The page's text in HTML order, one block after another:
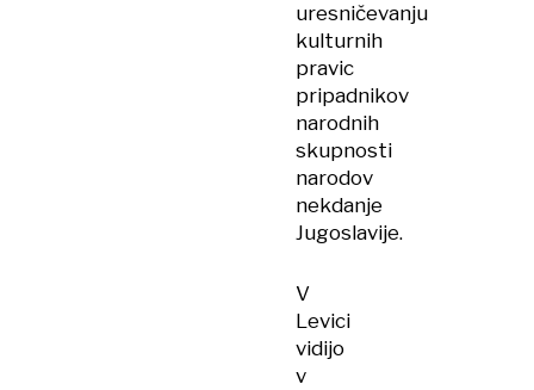
uresničevanju
kulturnih
pravic
pripadnikov
narodnih
skupnosti
narodov
nekdanje
Jugoslavije.
V
Levici
vidijo
v